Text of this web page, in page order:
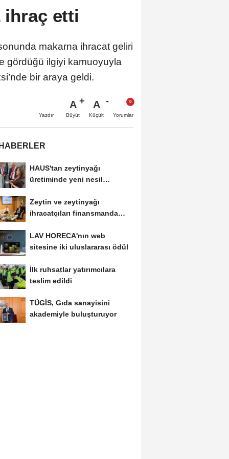
ihraç etti
makarna ihracat geliri
gördüğü ilgiyi kamuoyuyla
bir araya geldi.
Yazdır
A
Büyüt
A
Küçült Yorumlar
HAUS'tan zeytinyağı
üretiminde yeni nesil
Zeytin ve zeytinyağı
ihracatçıları finansmanda
LAV HORECA'nın web
sitesine iki uluslararası ödül
İlk ruhsatlar yatırımcılara
teslim edildi
TÜGİS, Gıda sanayisini
akademiyle buluşturuyor